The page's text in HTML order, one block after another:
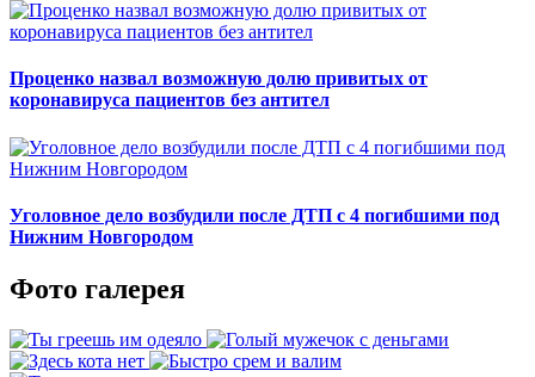
Проценко назвал возможную долю привитых от
коронавируса пациентов без антител
Уголовное дело возбудили после ДТП с 4 погибшими под
Нижним Новгородом
Фото галерея